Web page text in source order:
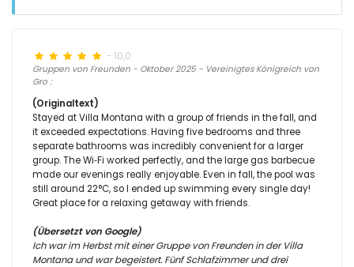
- 10,0
Gruppen von Freunden - Oktober 2025 - Vereinigtes Königreich von
Gro :
(Originaltext)
Stayed at Villa Montana with a group of friends in the fall, and
it exceeded expectations. Having five bedrooms and three
separate bathrooms was incredibly convenient for a larger
group. The Wi‑Fi worked perfectly, and the large gas barbecue
made our evenings really enjoyable. Even in fall, the pool was
still around 22°C, so I ended up swimming every single day!
Great place for a relaxing getaway with friends.
(Übersetzt von Google)
Ich war im Herbst mit einer Gruppe von Freunden in der Villa
Montana und war begeistert. Fünf Schlafzimmer und drei